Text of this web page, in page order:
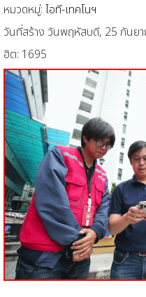
หมวดหมู่: ไอที-เทคโนฯ
วันที่สร้าง วันพฤหัสบดี, 25 กันย
ฮิต: 1695